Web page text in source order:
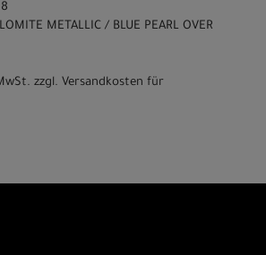
METALLIC / BLUE PEARL OVER
zzgl. Versandkosten für